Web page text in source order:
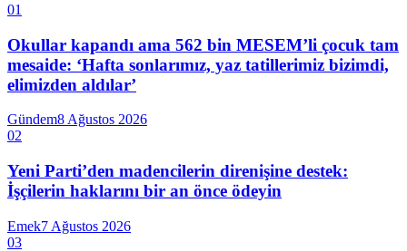
01
Okullar kapandı ama 562 bin MESEM’li çocuk tam
mesaide: ‘Hafta sonlarımız, yaz tatillerimiz bizimdi,
elimizden aldılar’
Gündem8 Ağustos 2026
02
Yeni Parti’den madencilerin direnişine destek:
İşçilerin haklarını bir an önce ödeyin
Emek7 Ağustos 2026
03